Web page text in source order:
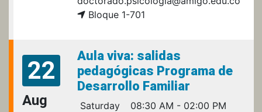
Bloque 1-701
22
Aug
Aula viva: salidas
pedagógicas Programa de
Desarrollo Familiar
Saturday
08:30 AM - 02:00 PM